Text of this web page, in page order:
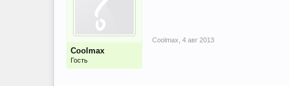
Coolmax
Гость
Coolmax 4 авг 2013